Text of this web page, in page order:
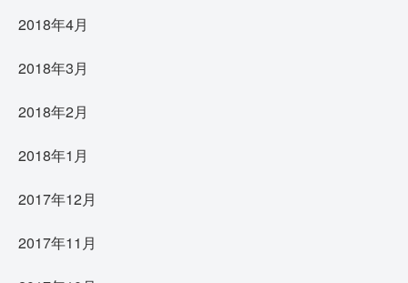
2018年4月
2018年3月
2018年2月
2018年1月
2017年12月
2017年11月